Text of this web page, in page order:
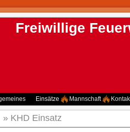
Freiwillige
Einsätze Mannschaft
» KHD Einsatz